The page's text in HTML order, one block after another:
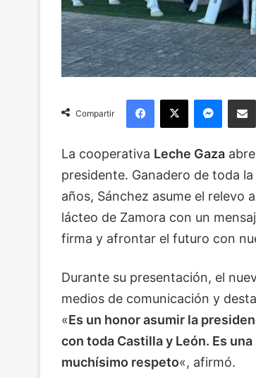
Compartir
Facebook
X
La cooperativa Leche Gaza
presidente. Ganadero de toda
años, Sánchez asume el relevo
lácteo de Zamora con un
firma y afrontar el futuro con
Durante su presentación, el
medios de comunicación y
«Es un honor asumir la
con toda Castilla y León. Es
muchísimo respeto«, afirmó.